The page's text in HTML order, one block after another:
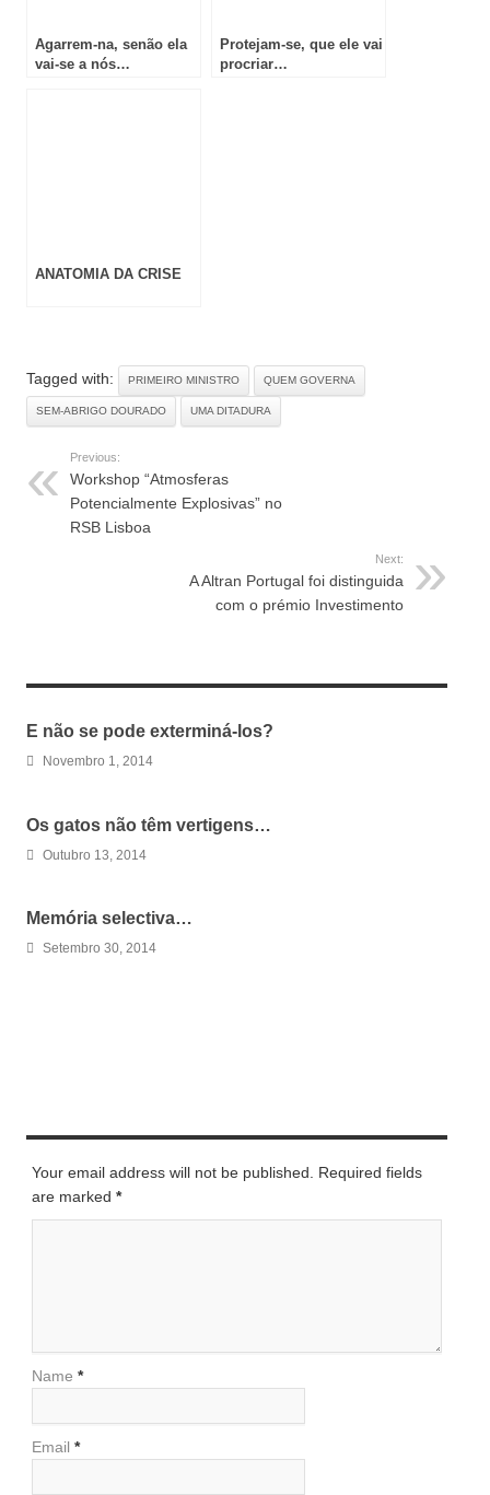
Agarrem-na, senão ela
vai-se a nós…
Protejam-se, que ele vai
procriar…
ANATOMIA DA CRISE
Tagged with: PRIMEIRO MINISTRO QUEM GOVERNA
SEM-ABRIGO DOURADO UMA DITADURA
Previous:
Workshop “Atmosferas
Potencialmente Explosivas” no
RSB Lisboa
Next:
A Altran Portugal foi distinguida
com o prémio Investimento
E não se pode exterminá-los?
Novembro 1, 2014
Os gatos não têm vertigens…
Outubro 13, 2014
Memória selectiva…
Setembro 30, 2014
Your email address will not be published. Required fields
are marked *
Name *
Email *